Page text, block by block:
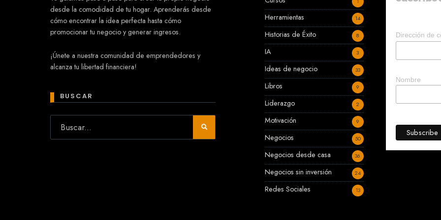
desde la comodidad de tu hogar. Aprenderás desde
cómo encontrar la idea perfecta hasta cómo
promocionar tu negocio y generar ingresos.
¡Únete a nuestra comunidad de emprendedores y
alcanza tu libertad financiera!
BUSCAR
Herramientas 14
Historias de Éxito 8
IA 3
Ideas de negocio 33
Libros 9
Liderazgo 2
Motivación 9
Negocios 50
Negocios desde casa 36
Negocios sin inversión 24
Redes Sociales 13
Dirección de
Nombre
En línea
¿Quieres que te ayude a crear un
negocio?